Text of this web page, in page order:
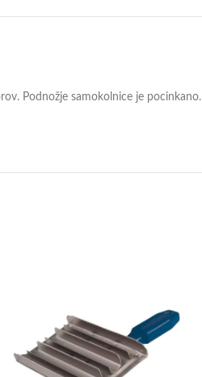
Podnožje samokolnice je pocinkano.